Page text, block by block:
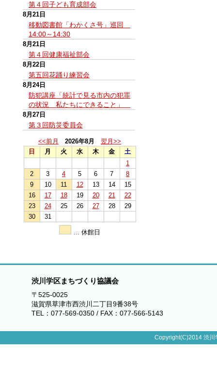
第４回子ども育成部会
8月21日
移動図書館「わかくさ号」巡回
14:00～14:30
8月21日
第４回健康福祉部会
8月22日
第五回花踊り練習会
8月24日
防犯講座「統計で見る市内の犯罪
の状況 私たちにできること」
8月27日
第３回防災委員会
<<前月 2026年8月
翌月>>
日
月 火 水 木 金
土
1
2
3 4 5 6 7
8
9
10 11 12 13 14
15
16
17 18 19 20 21
22
23
24 25 26 27 28
29
30
31
… 休館日
渋川学区まちづくり協議会
〒525-0025
滋賀県草津市西渋川二丁目9番38号
TEL：077-569-0350 / FAX：077-566-5143
Copyright(C)2014 渋川